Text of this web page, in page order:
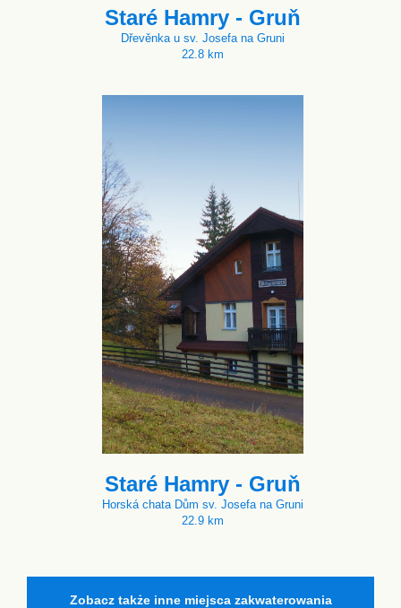
Staré Hamry - Gruň
Dřevěnka u sv. Josefa na Gruni
22.8 km
Staré Hamry - Gruň
Horská chata Dům sv. Josefa na Gruni
22.9 km
Zobacz także inne miejsca zakwaterowania